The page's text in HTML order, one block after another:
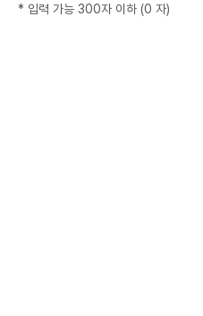
* 입력 가능 300자 이하 (0 자)